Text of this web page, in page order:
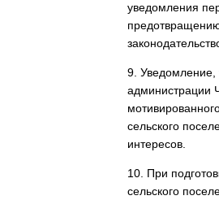
уведомления
9. Уведомление,
администрации
сельского
интересов.
10. При
сельского